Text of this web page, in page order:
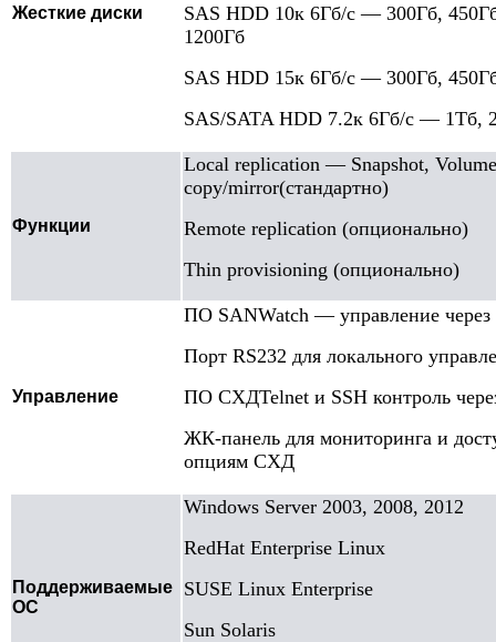
Жесткие диски
SAS HDD 10к 6Гб/с — 300Гб,
1200Гб
SAS HDD 15к 6Гб/с — 300Гб,
SAS/SATA HDD 7.2к 6Гб/с — 1Тб,
Функции
Local replication — Snapshot, Volume
copy/mirror(стандартно)
Remote replication (опционально)
Thin provisioning (опционально)
Управление
ПО SANWatch — управление через
Порт RS232 для локального
ПО СХДTelnet и SSH контроль
ЖК-панель для мониторинга и
опциям СХД
Поддерживаемые
ОС
Windows Server 2003, 2008, 2012
RedHat Enterprise Linux
SUSE Linux Enterprise
Sun Solaris